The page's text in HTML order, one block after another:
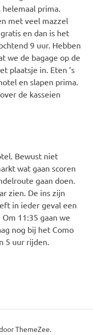
prima.
met veel mazzel
en dan is het
9 uur. Hebben
we de bagage op de
plaatsje in. Eten ’s
en slapen prima.
de kasseien
Bewust niet
wat gaan scoren
gaan doen.
zien. De ins zijn
in ieder geval een
11:35 gaan we
nog bij het Como
5 uur rijden.
ThemeZee.